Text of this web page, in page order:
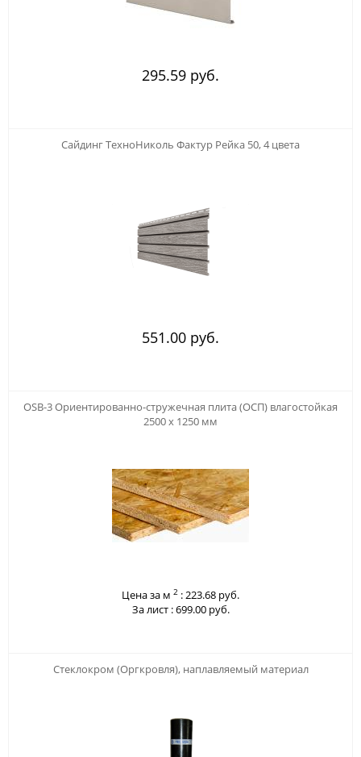
295.59 руб.
Сайдинг ТехноНиколь Фактур Рейка 50, 4 цвета
551.00 руб.
OSB-3 Ориентированно-стружечная плита (ОСП) влагостойкая
2500 х 1250 мм
Цена за м 2 :223.68 руб.
За лист :699.00 руб.
Стеклокром (Оргкровля), наплавляемый материал